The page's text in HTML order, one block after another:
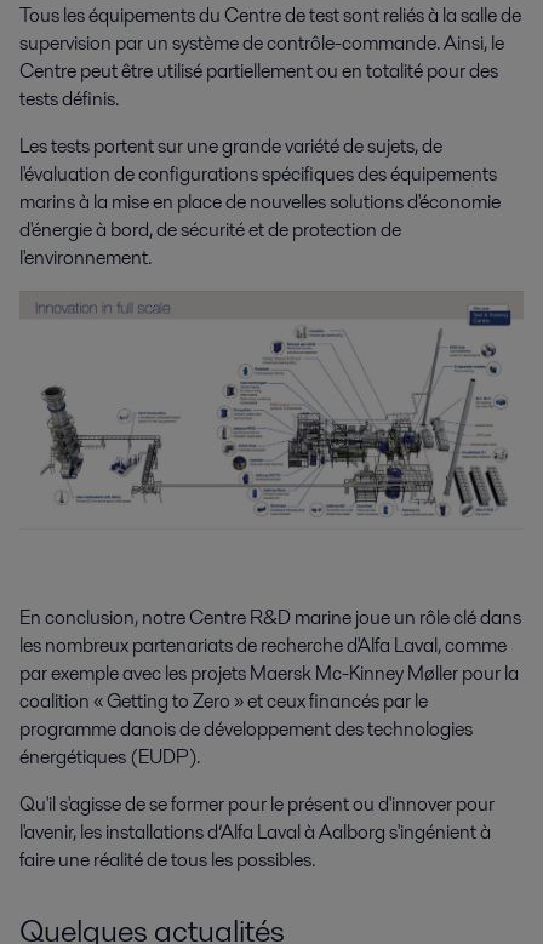
Tous les équipements du Centre de test sont reliés à la salle de
supervision par un système de contrôle-commande. Ainsi, le
Centre peut être utilisé partiellement ou en totalité pour des
tests définis.
Les tests portent sur une grande variété de sujets, de
l'évaluation de configurations spécifiques des équipements
marins à la mise en place de nouvelles solutions d'économie
d'énergie à bord, de sécurité et de protection de
l'environnement.
En conclusion, notre Centre R&D marine joue un rôle clé dans
les nombreux partenariats de recherche d'Alfa Laval, comme
par exemple avec les projets Maersk Mc-Kinney Møller pour la
coalition « Getting to Zero » et ceux financés par le
programme danois de développement des technologies
énergétiques (EUDP).
Qu'il s'agisse de se former pour le présent ou d'innover pour
l'avenir, les installations d’Alfa Laval à Aalborg s'ingénient à
faire une réalité de tous les possibles.
Quelques actualités